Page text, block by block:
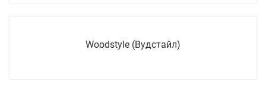
Woodstyle (Вудстайл)